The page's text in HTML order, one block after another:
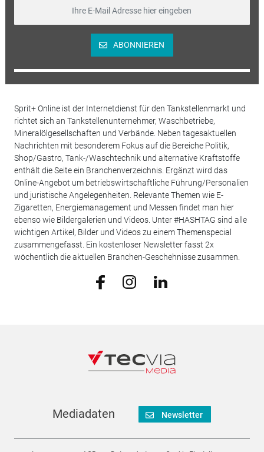
ABONNIEREN
Sprit+ Online ist der Internetdienst für den Tankstellenmarkt und
richtet sich an Tankstellenunternehmer, Waschbetriebe,
Mineralölgesellschaften und Verbände. Neben tagesaktuellen
Nachrichten mit besonderem Fokus auf die Bereiche Politik,
Shop/Gastro, Tank-/Waschtechnik und alternative Kraftstoffe
enthält die Seite ein Branchenverzeichnis. Ergänzt wird das
Online-Angebot um betriebswirtschaftliche Führung/Personalien
und juristische Angelegenheiten. Relevante Themen wie E-
Zigaretten, Energiemanagement und Messen findet man hier
ebenso wie Bildergalerien und Videos. Unter #HASHTAG sind alle
wichtigen Artikel, Bilder und Videos zu einem Themenspecial
zusammengefasst. Ein kostenloser Newsletter fasst 2x
wöchentlich die aktuellen Branchen-Geschehnisse zusammen.
Mediadaten Newsletter